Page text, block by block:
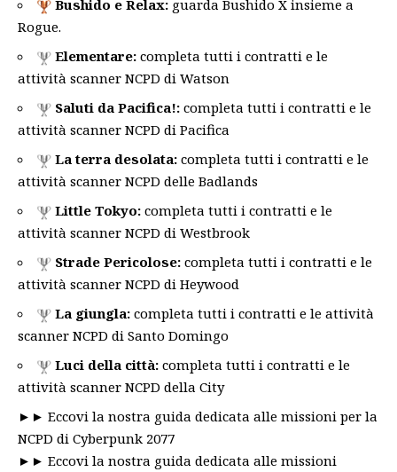
Bushido e Relax: guarda Bushido X insieme a
Rogue.
Elementare: completa tutti i contratti e le
attività scanner NCPD di Watson
Saluti da Pacifica!: completa tutti i contratti e le
attività scanner NCPD di Pacifica
La terra desolata: completa tutti i contratti e le
attività scanner NCPD delle Badlands
Little Tokyo: completa tutti i contratti e le
attività scanner NCPD di Westbrook
Strade Pericolose: completa tutti i contratti e le
attività scanner NCPD di Heywood
La giungla: completa tutti i contratti e le attività
scanner NCPD di Santo Domingo
Luci della città: completa tutti i contratti e le
attività scanner NCPD della City
►► Eccovi la nostra guida dedicata alle missioni per la
NCPD di Cyberpunk 2077
►► Eccovi la nostra guida dedicata alle missioni